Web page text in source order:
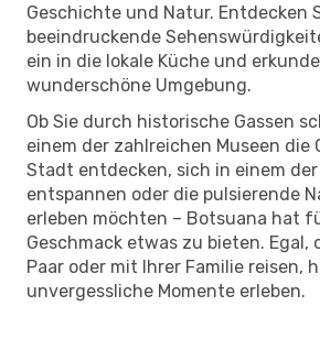
Geschichte und Natur. Entdecken
beeindruckende
ein in die lokale Küche und
wunderschöne Umgebung.
Ob Sie durch historische Gassen
einem der zahlreichen Museen die
Stadt entdecken, sich in einem der
entspannen oder die pulsierende
erleben möchten – Botsuana hat
Geschmack etwas zu bieten. Egal,
Paar oder mit Ihrer Familie reisen,
unvergessliche Momente erleben.